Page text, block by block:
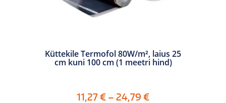
Küttekile Termofol 80W/m², laius 25
cm kuni 100 cm (1 meetri hind)
11,27€ – 24,79 €Hinnavahemik: